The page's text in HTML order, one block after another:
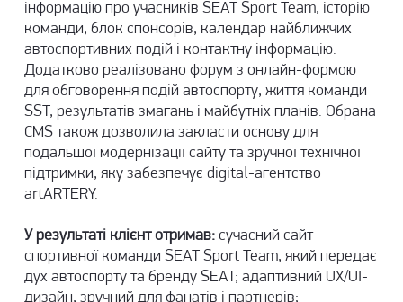
інформацію про учасників SEAT Sport Team, історію
команди, блок спонсорів, календар найближчих
автоспортивних подій і контактну інформацію.
Додатково реалізовано форум з онлайн-формою
для обговорення подій автоспорту, життя команди
SST, результатів змагань і майбутніх планів. Обрана
CMS також дозволила закласти основу для
подальшої модернізації сайту та зручної технічної
підтримки, яку забезпечує digital-агентство
artARTERY.
У результаті клієнт отримав:сучасний сайт
спортивної команди SEAT Sport Team, який передає
дух автоспорту та бренду SEAT; адаптивний UX/UI-
дизайн, зручний для фанатів і партнерів;